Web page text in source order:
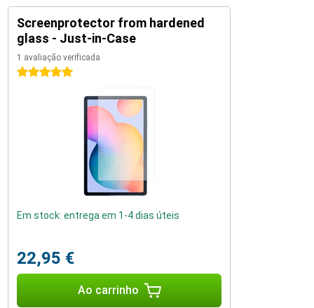
Screenprotector from hardened
glass - Just-in-Case
1 avaliação verificada
5 estrelas
Em stock: entrega em 1-4 dias úteis
22,95 €
Ao carrinho